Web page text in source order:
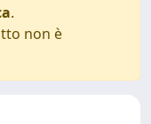
.
non è